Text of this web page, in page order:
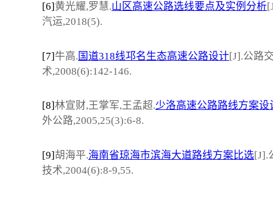
[6] 黄光耀,罗慧.山区高速公路选线要点及实例分析
汽运,2018(5).
[7]牛高. 国道318线邛名生态高速公路设计[J].公路
术,2008(6):142-146.
[8]林宣财,王掌军,王孟超.少洛高速公路路线方案设
外公路,2005,25(3):6-8.
[9]胡海平.海南省琼海市滨海大道路线方案比选[J].
技术,2004(6):8-9,55.